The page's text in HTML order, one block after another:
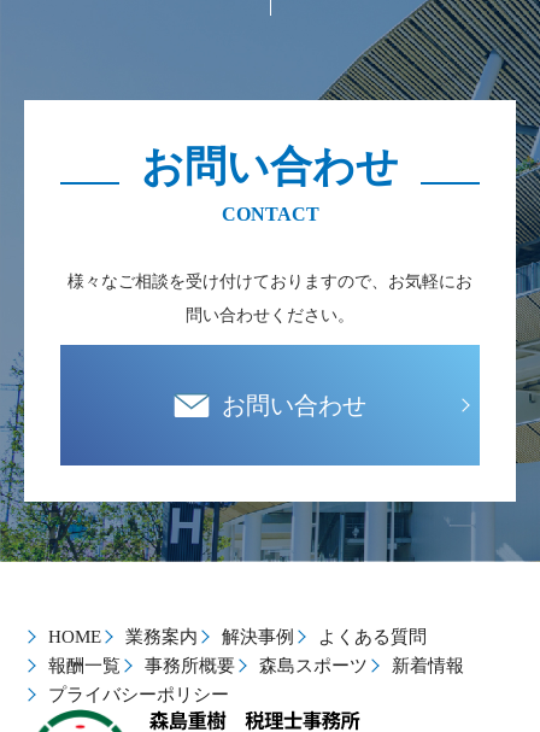
お問い合わせ
様々なご相談を受け付けておりますので、お気軽にお
問い合わせください。
お問い合わせ
HOME 業務案内 解決事例
よくある質問
報酬一覧
事務所概要 森島スポーツ
新着情報
プライバシーポリシー